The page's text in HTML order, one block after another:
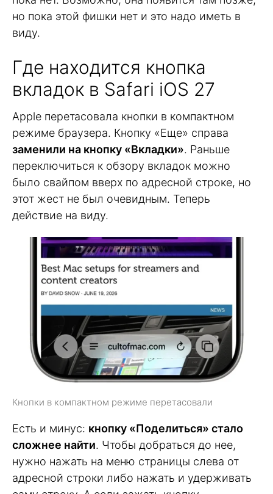
но пока этой фишки нет и это надо иметь в
виду.
Где находится кнопка
вкладок в Safari iOS 27
Apple перетасовала кнопки в компактном
режиме браузера. Кнопку «Еще» справа
заменили на кнопку «Вкладки». Раньше
переключиться к обзору вкладок можно
было свайпом вверх по адресной строке, но
этот жест не был очевидным. Теперь
действие на виду.
Кнопки в компактном режиме перетасовали
Есть и минус: кнопку «Поделиться» стало
сложнее найти. Чтобы добраться до нее,
нужно нажать на меню страницы слева от
адресной строки либо нажать и удерживать